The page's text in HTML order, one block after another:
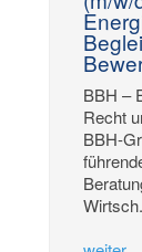
BBH –
Recht
BBH-